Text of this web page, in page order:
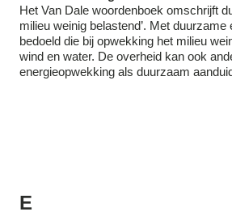
Het Van Dale woordenboek omschrijft
milieu weinig belastend’. Met
bedoeld die bij opwekking het milieu
wind en water. De overheid kan ook
energieopwekking als duurzaam
E